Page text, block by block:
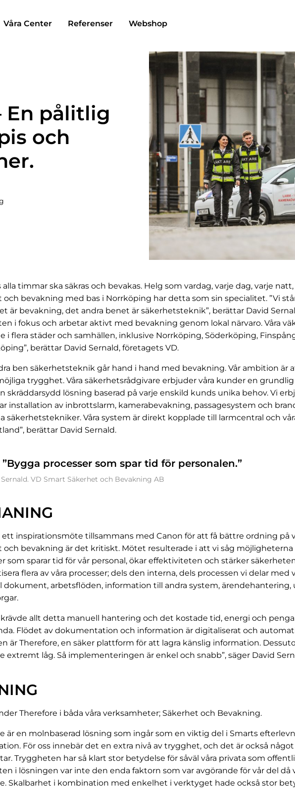
Våra Center Referenser Webshop
En pålitlig
och
timmar ska säkras och bevakas. Helg som vardag, varje dag, varje
och bevakning med bas i Norrköping har detta som sin specialitet. ”Vi
är bevakning, det andra benet är säkerhetsteknik”, berättar David
i fokus och arbetar aktivt med bevakning genom lokal närvaro. Våra
i flera städer och samhällen, inklusive Norrköping, Söderköping,
berättar David Sernald, företagets VD.
ben säkerhetsteknik går hand i hand med bevakning. Vår ambition är
trygghet. Våra säkerhetsrådgivare erbjuder våra kunder en
skräddarsydd lösning baserad på varje enskild kunds unika behov. Vi
installation av inbrottslarm, kamerabevakning, passagesystem och
säkerhetstekniker. Våra system är direkt kopplade till larmcentral och
berättar David Sernald.
”Bygga processer som spar tid för personalen.”
VD Smart Säkerhet och Bevakning AB
ett inspirationsmöte tillsammans med Canon för att få bättre ordning på
och bevakning är det kritiskt. Mötet resulterade i att vi såg
som sparar tid för vår personal, ökar effektiviteten och stärker
flera av våra processer; dels den interna, dels processen vi delar med
dokument, arbetsflöden, information till andra system, ärendehantering,
allt detta manuell hantering och det kostade tid, energi och
Flödet av dokumentation och information är digitaliserat och
är Therefore, en säker plattform för att lagra känslig information.
extremt låg. Så implementeringen är enkel och snabb”, säger David
Therefore i båda våra verksamheter; Säkerhet och Bevakning.
är en molnbaserad lösning som ingår som en viktig del i Smarts
För oss innebär det en extra nivå av trygghet, och det är också
Tryggheten har så klart stor betydelse för såväl våra privata som
i lösningen var inte den enda faktorn som var avgörande för vår del då
Skalbarhet i kombination med enkelhet i verktyget hade också stor